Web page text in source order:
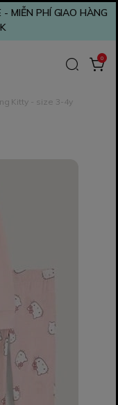
MIỄN PHÍ GIAO HÀNG
0
Kitty - size 3-4y